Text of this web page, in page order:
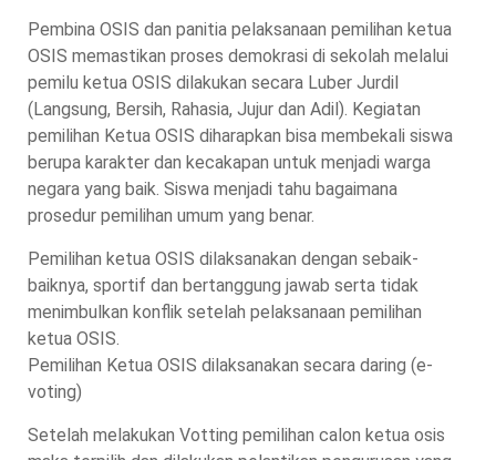
Pembina OSIS dan panitia pelaksanaan pemilihan ketua
OSIS memastikan proses demokrasi di sekolah melalui
pemilu ketua OSIS dilakukan secara Luber Jurdil
(Langsung, Bersih, Rahasia, Jujur dan Adil). Kegiatan
pemilihan Ketua OSIS diharapkan bisa membekali siswa
berupa karakter dan kecakapan untuk menjadi warga
negara yang baik. Siswa menjadi tahu bagaimana
prosedur pemilihan umum yang benar.
Pemilihan ketua OSIS dilaksanakan dengan sebaik-
baiknya, sportif dan bertanggung jawab serta tidak
menimbulkan konflik setelah pelaksanaan pemilihan
ketua OSIS.
Pemilihan Ketua OSIS dilaksanakan secara daring (e-
voting)
Setelah melakukan Votting pemilihan calon ketua osis